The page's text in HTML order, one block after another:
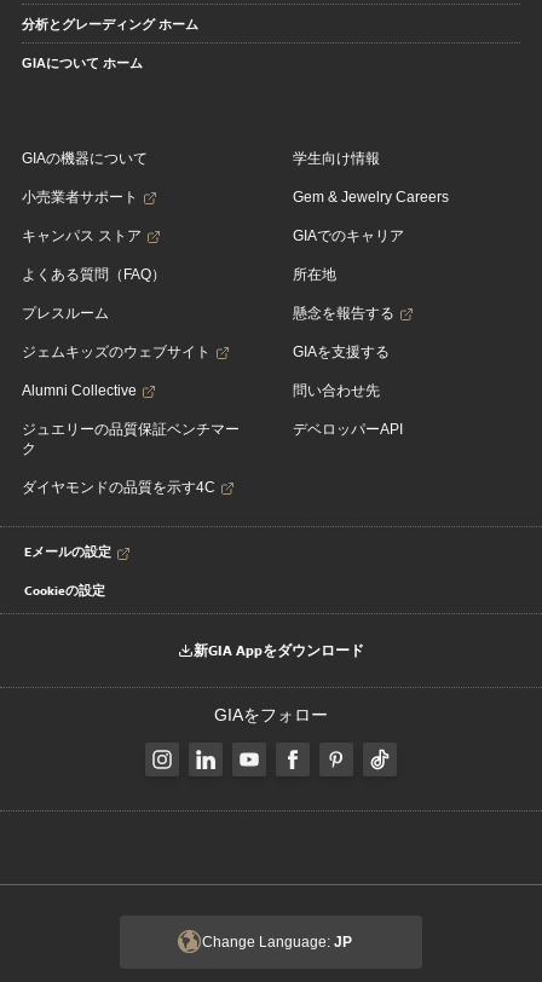
分析とグレーディング ホーム
GIAについて ホーム
GIAの機器について
小売業者サポート
キャンパス ストア
よくある質問（FAQ）
プレスルーム
ジェムキッズのウェブサイト
Alumni Collective
ジュエリーの品質保証ベンチマー
ク
ダイヤモンドの品質を示す4C
学生向け情報
Gem & Jewelry Careers
GIAでのキャリア
所在地
懸念を報告する
GIAを支援する
問い合わせ先
デベロッパーAPI
Eメールの設定
Cookieの設定
新GIA Appをダウンロード
GIAをフォロー
Change Language: JP